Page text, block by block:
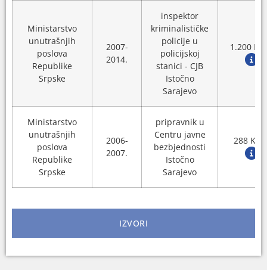
Ministarstvo
unutrašnjih
poslova
Republike
Srpske
2007-
2014.
inspektor
kriminalističke
policije u
policijskoj
stanici - CJB
Istočno
Sarajevo
1.200 KM
Ministarstvo
unutrašnjih
poslova
Republike
Srpske
2006-
2007.
pripravnik u
Centru javne
bezbjednosti
Istočno
Sarajevo
288 KM
IZVORI